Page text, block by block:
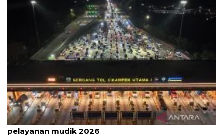
Survei: 88,8 persen responden puas dengan
pelayanan mudik 2026